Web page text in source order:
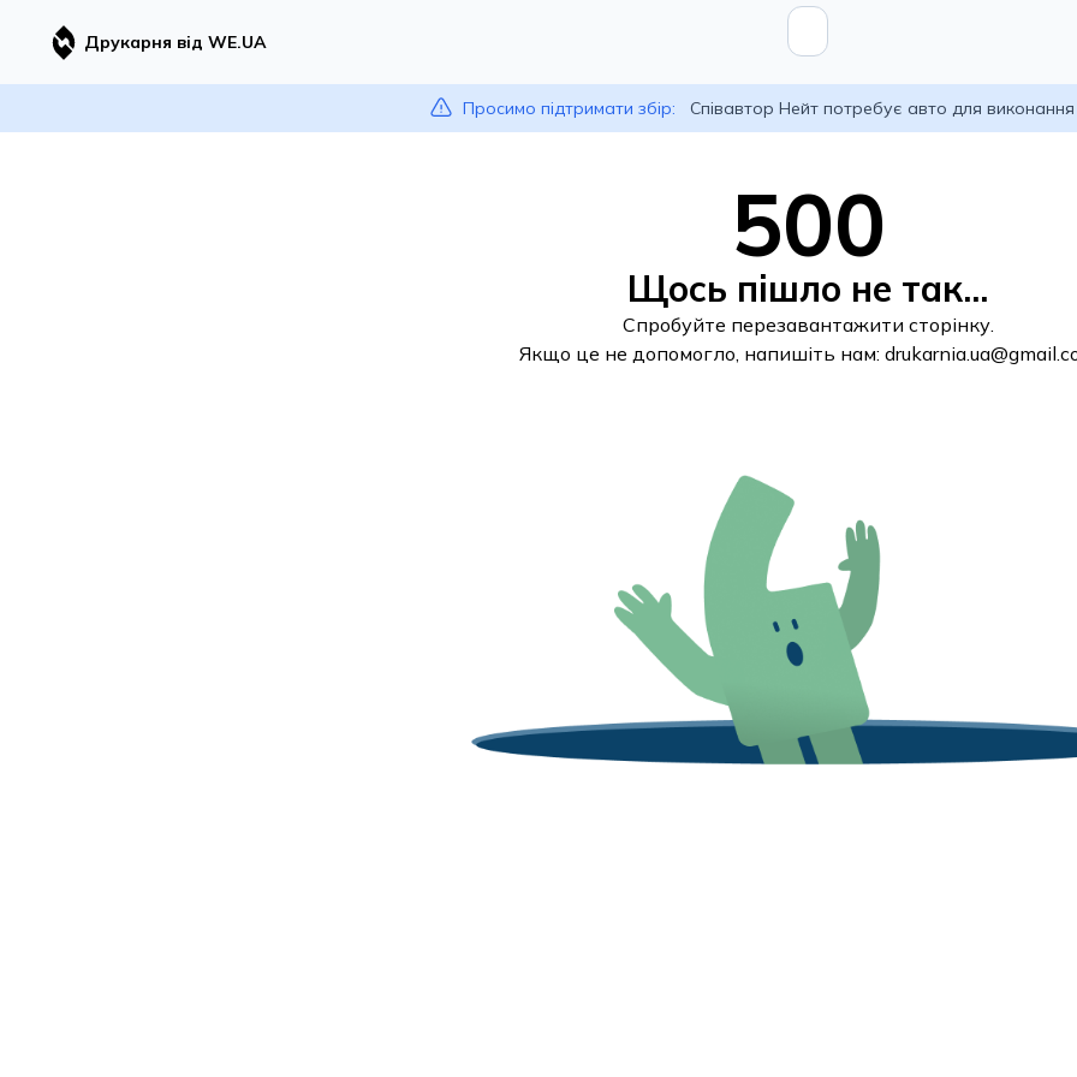
Друкарня від WE.UA
Просимо підтримати збір: Співавтор Нейт потребує авто для
500
Щось пішло не так...
Спробуйте перезавантажити сторінку.
Якщо це не допомогло, напишіть нам: